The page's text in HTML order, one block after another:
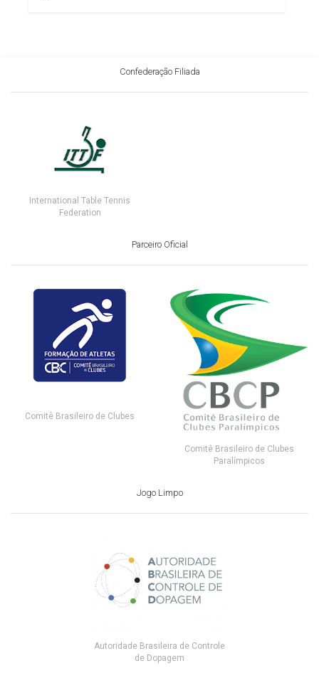
Confederação Filiada
International Table Tennis
Federation
Parceiro Oficial
Comitê Brasileiro de Clubes
Comitê Brasileiro de Clubes
Paralímpicos
Jogo Limpo
Autoridade Brasileira de Controle
de Dopagem